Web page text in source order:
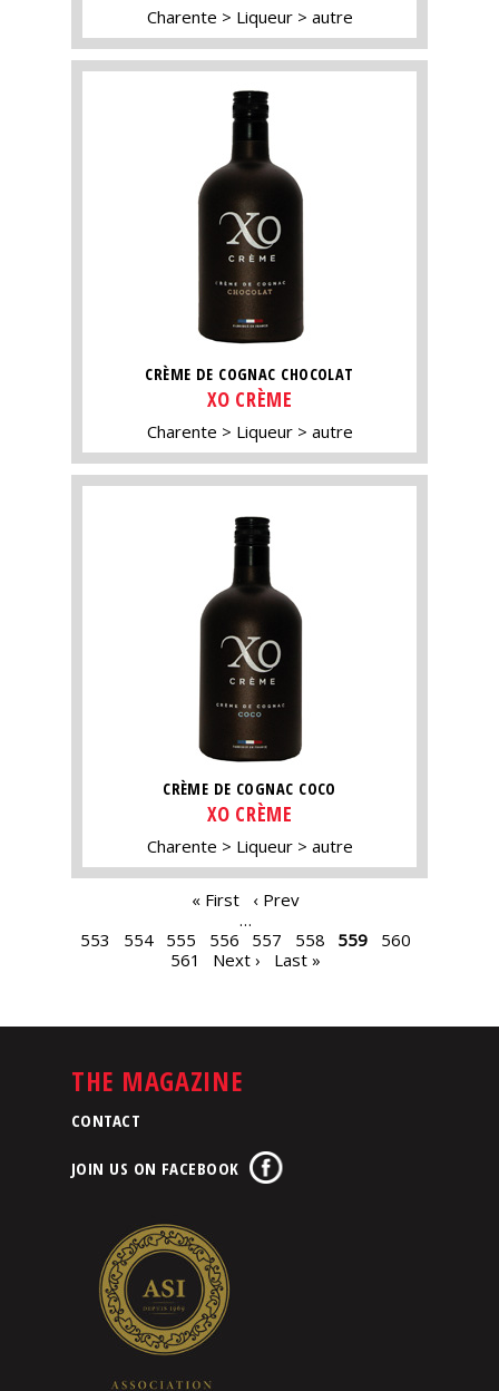
Charente Liqueur autre
CRÈME DE COGNAC CHOCOLAT
XO CRÈME
Charente Liqueur autre
CRÈME DE COGNAC COCO
XO CRÈME
Charente Liqueur autre
« First
‹ Prev
…
553
554 555 556 557 558 559
560
561
Next › Last »
THE MAGAZINE
CONTACT
JOIN US ON FACEBOOK